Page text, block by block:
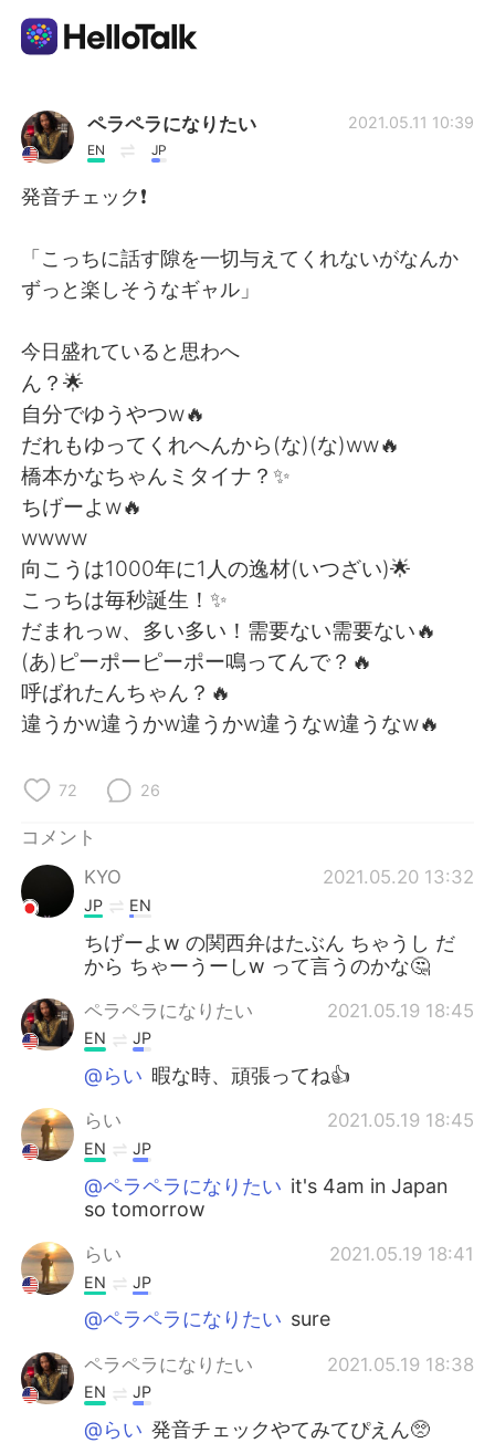
語学交換アプリ
AI Grammar Checker
繁體中文
العربية Français
Deutsch
Русский ไทย
Indonesia Italiano
Türkçe Tiếng Việt
Português
ペラペラになりたい
EN JP
2021.05.11 10:39
発音チェック❗️
「こっちに話す隙を一切与えてくれないがなんか
ずっと楽しそうなギャル」
今日盛れていると思わへ
ん？🌟
自分でゆうやつw🔥
だれもゆってくれへんから(な)(な)ww🔥
橋本かなちゃんミタイナ？✨
ちげーよw🔥
wwww
向こうは1000年に1人の逸材(いつざい)🌟
こっちは毎秒誕生！✨
だまれっw、多い多い！需要ない需要ない🔥
(あ)ピーポーピーポー鳴ってんで？🔥
呼ばれたんちゃん？🔥
違うかw違うかw違うかw違うなw違うなw🔥
72 26
コメント
KYO
2021.05.20 13:32
JP EN
ちげーよw の関西弁はたぶん ちゃうし だ
から ちゃーうーしw って言うのかな🤔
ペラペラになりたい 2021.05.19 18:45
EN JP
@らい 暇な時、頑張ってね👍
らい 2021.05.19 18:45
EN JP
@ペラペラになりたい it's 4am in Japan
so tomorrow
らい 2021.05.19 18:41
EN JP
@ペラペラになりたい sure
ペラペラになりたい 2021.05.19 18:38
EN JP
@らい 発音チェックやてみてぴえん🥺